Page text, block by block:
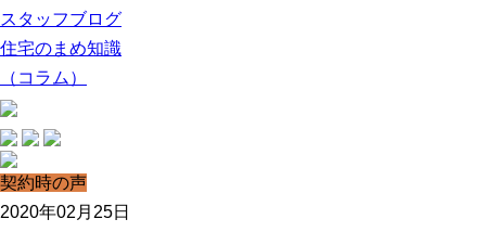
スタッフブログ
住宅のまめ知識
（コラム）
契約時の声
2020年02月25日